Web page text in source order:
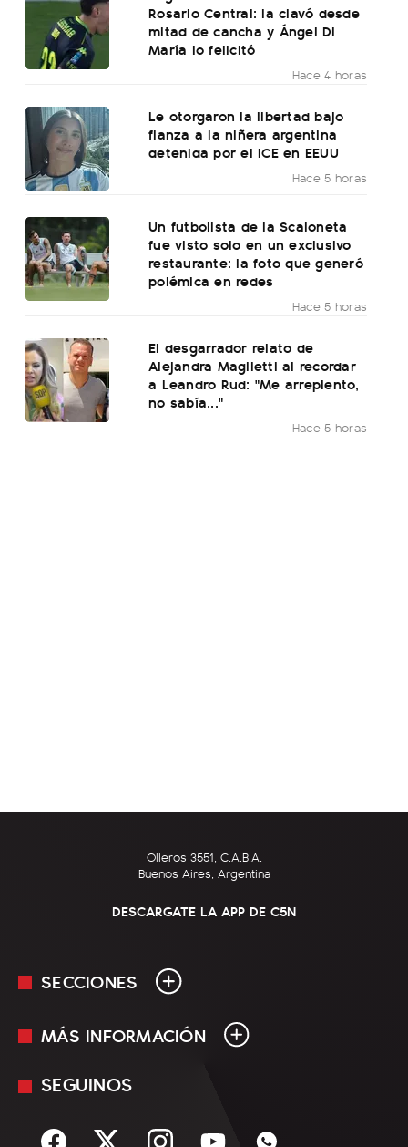
Rosario Central: la clavó desde
mitad de cancha y Ángel Di
María lo felicitó
Hace 4 horas
Le otorgaron la libertad bajo
fianza a la niñera argentina
detenida por el ICE en EEUU
Hace 5 horas
Un futbolista de la Scaloneta
fue visto solo en un exclusivo
restaurante: la foto que generó
polémica en redes
Hace 5 horas
El desgarrador relato de
Alejandra Maglietti al recordar
a Leandro Rud: "Me arrepiento,
no sabía..."
Hace 5 horas
Olleros 3551, C.A.B.A.
Buenos Aires, Argentina
DESCARGATE LA APP DE C5N
SECCIONES
En Vivo
Sociedad
MÁS INFORMACIÓN
Mediakit
Términos y condiciones
SEGUINOS